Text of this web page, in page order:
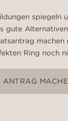
spiegeln
gute
Ring noch
ANTRAG